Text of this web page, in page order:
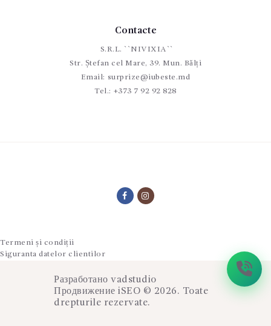
Contacte
S.R.L. ``NIVIXIA``
Str. Ștefan cel Mare, 39. Mun. Bălți
Email: surprize@iubeste.md
Tel.: +373 7 92 92 828
Termeni și condiții
Siguranta datelor clientilor
Разработано vadstudio
Продвижение iSEO © 2026. Toate
drepturile rezervate.